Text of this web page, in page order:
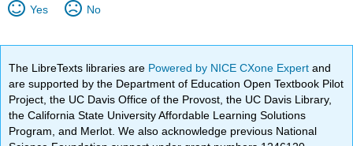
Yes No
The LibreTexts libraries are Powered by NICE CXone Expertand
are supported by the Department of Education Open Textbook Pilot
Project, the UC Davis Office of the Provost, the UC Davis Library,
the California State University Affordable Learning Solutions
Program, and Merlot. We also acknowledge previous National